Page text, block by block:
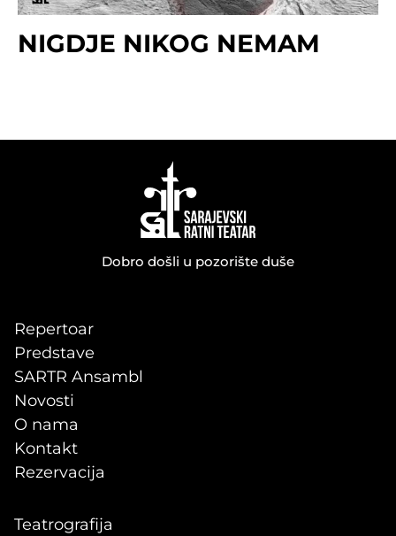
NIGDJE NIKOG NEMAM
Dobro došli u pozorište duše
Repertoar
Predstave
SARTR Ansambl
Novosti
O nama
Kontakt
Rezervacija
Teatrografija